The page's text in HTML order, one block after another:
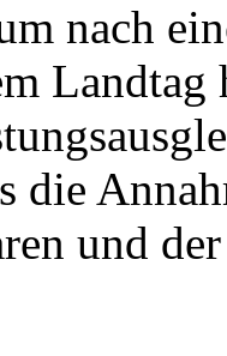
nach
die
und